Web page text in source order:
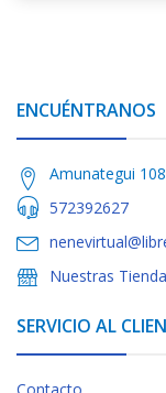
ENCUÉNTRANOS
Amunategui
572392627
Nuestras
SERVICIO AL